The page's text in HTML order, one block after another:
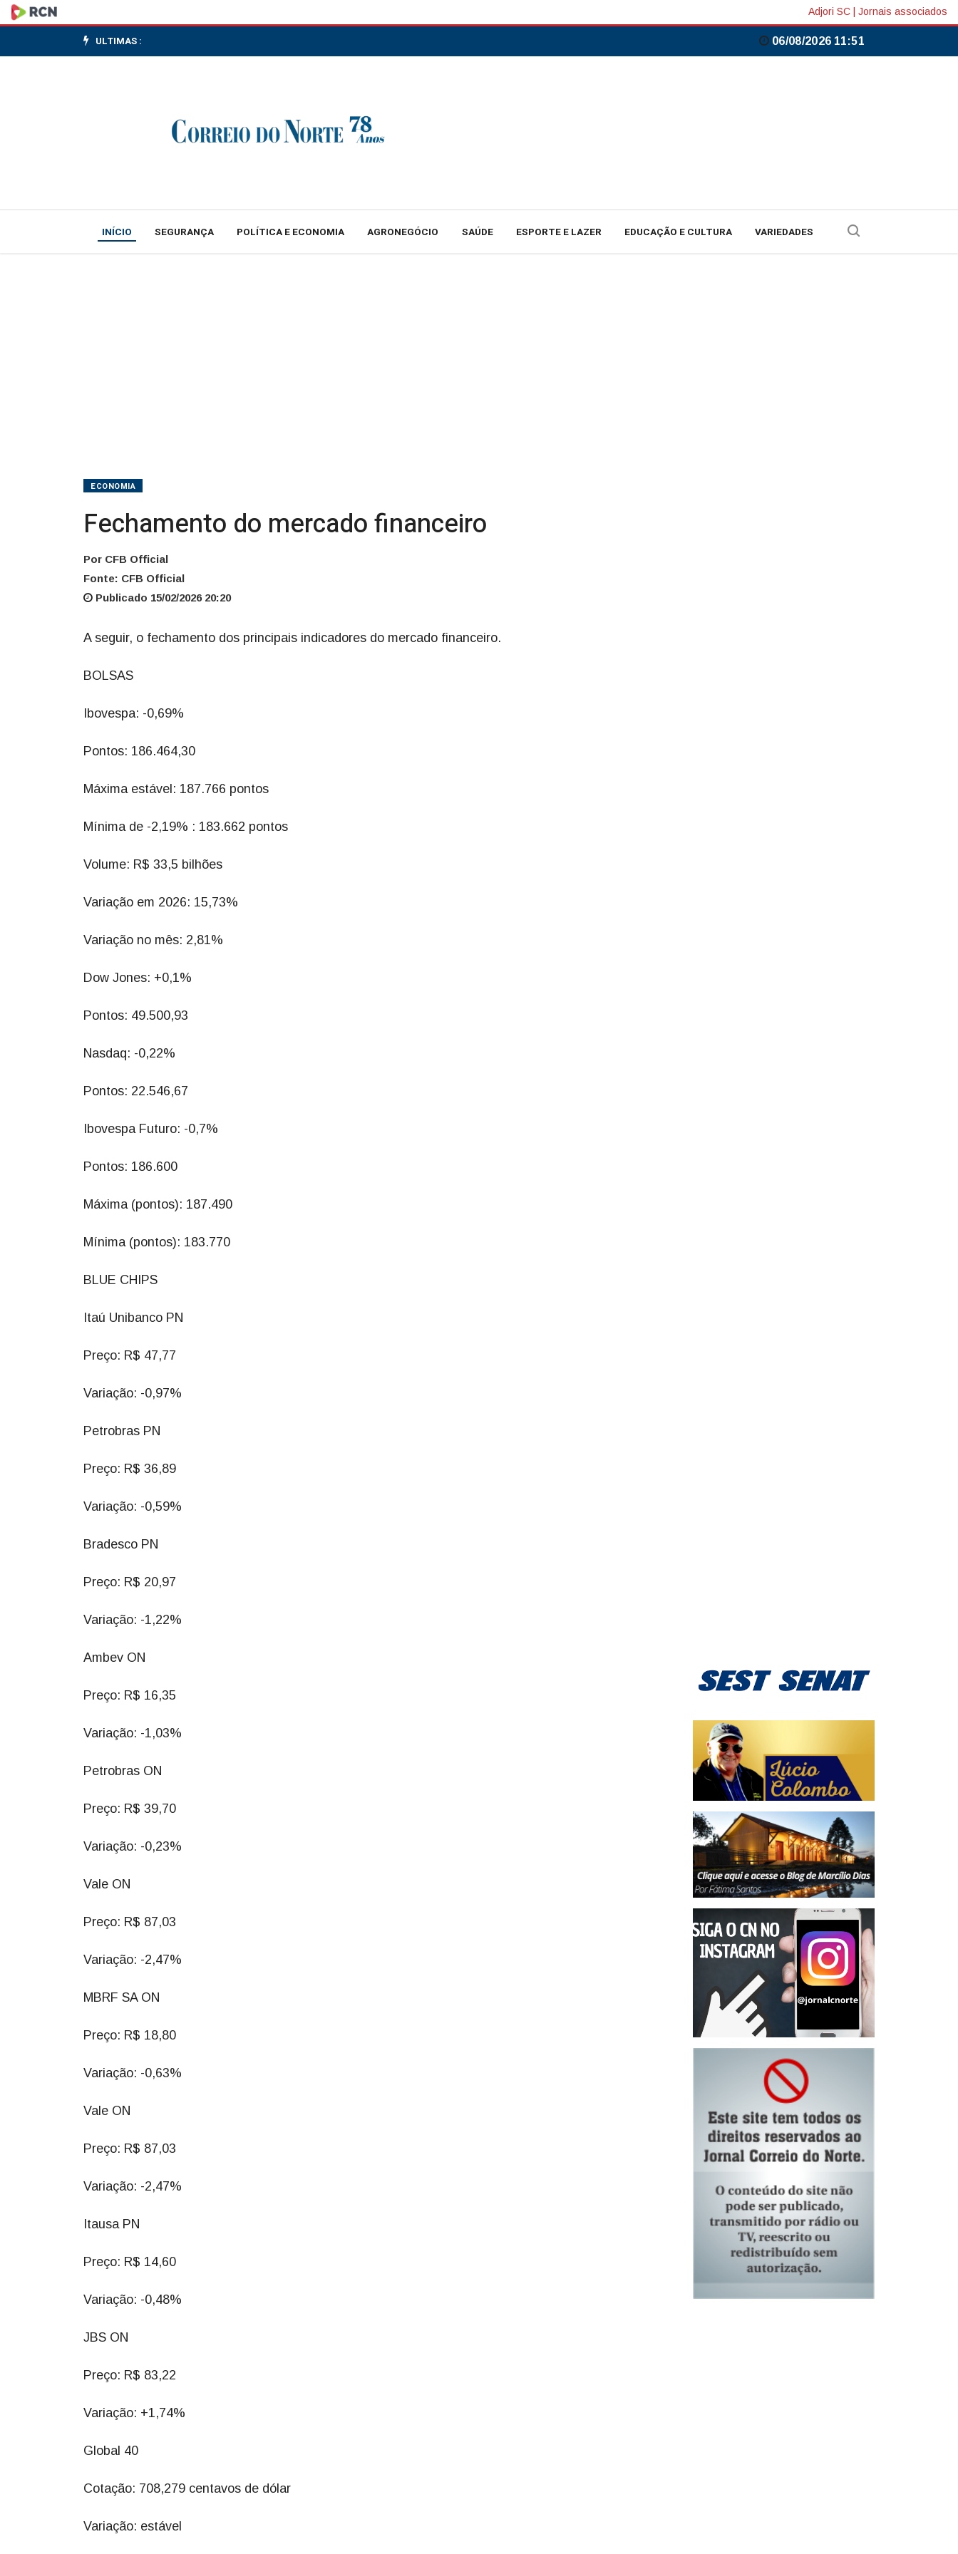
Fechamento
do
Adjori SC Jornais associados
ULTIMAS : 06/08/2026 11:51
INÍCIO SEGURANÇA POLÍTICA E ECONOMIA AGRONEGÓCIO SAÚDE ESPORTE E LAZER EDUCAÇÃO E CULTURA VARIEDADES
ECONOMIA
Fechamento do mercado financeiro
Por CFB Official
Fonte: CFB Official
Publicado 15/02/2026 20:20
A seguir, o fechamento dos principais indicadores do mercado financeiro.
BOLSAS
Ibovespa: -0,69%
Pontos: 186.464,30
Máxima estável: 187.766 pontos
Mínima de -2,19% : 183.662 pontos
Volume: R$ 33,5 bilhões
Variação em 2026: 15,73%
Variação no mês: 2,81%
Dow Jones: +0,1%
Pontos: 49.500,93
Nasdaq: -0,22%
Pontos: 22.546,67
Ibovespa Futuro: -0,7%
Pontos: 186.600
Máxima (pontos): 187.490
Mínima (pontos): 183.770
BLUE CHIPS
Itaú Unibanco PN
Preço: R$ 47,77
Variação: -0,97%
Petrobras PN
Preço: R$ 36,89
Variação: -0,59%
Bradesco PN
Preço: R$ 20,97
Variação: -1,22%
Ambev ON
Preço: R$ 16,35
Variação: -1,03%
Petrobras ON
Preço: R$ 39,70
Variação: -0,23%
Vale ON
Preço: R$ 87,03
Variação: -2,47%
MBRF SA ON
Preço: R$ 18,80
Variação: -0,63%
Vale ON
Preço: R$ 87,03
Variação: -2,47%
Itausa PN
Preço: R$ 14,60
Variação: -0,48%
JBS ON
Preço: R$ 83,22
Variação: +1,74%
Global 40
Cotação: 708,279 centavos de dólar
Variação: estável